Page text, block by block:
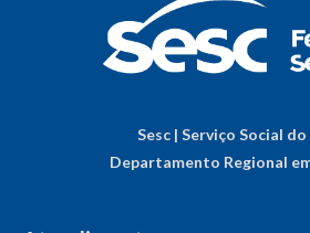
Sesc | Serviço Social
Departamento Regional